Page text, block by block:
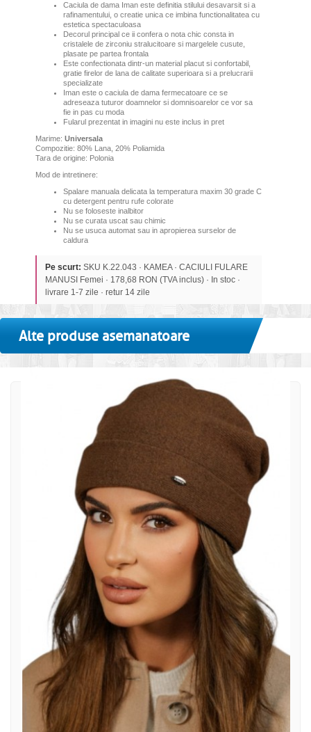
Caciula de dama Iman este definitia stilului desavarsit si a
rafinamentului, o creatie unica ce imbina functionalitatea cu
estetica spectaculoasa
Decorul principal ce ii confera o nota chic consta in
cristalele de zirconiu stralucitoare si margelele cusute,
plasate pe partea frontala
Este confectionata dintr-un material placut si confortabil,
gratie firelor de lana de calitate superioara si a prelucrarii
specializate
Iman este o caciula de dama fermecatoare ce se
adreseaza tuturor doamnelor si domnisoarelor ce vor sa
fie in pas cu moda
Fularul prezentat in imagini nu este inclus in pret
Marime: Universala
Compozitie: 80% Lana, 20% Poliamida
Tara de origine: Polonia
Mod de intretinere:
Spalare manuala delicata la temperatura maxim 30 grade C
cu detergent pentru rufe colorate
Nu se foloseste inalbitor
Nu se curata uscat sau chimic
Nu se usuca automat sau in apropierea surselor de
caldura
Pe scurt: SKU K.22.043 · KAMEA · CACIULI FULARE
MANUSI Femei · 178,68 RON (TVA inclus) · In stoc ·
livrare 1-7 zile · retur 14 zile
Alte produse asemanatoare